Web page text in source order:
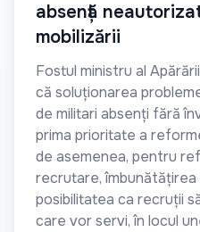
absență
mobilizării
Fostul ministru al
că soluționarea
de militari absenți fără
prima prioritate a
de asemenea, pentru
recrutare, îmbunătățirea
posibilitatea ca recruții
care vor servi, în locul